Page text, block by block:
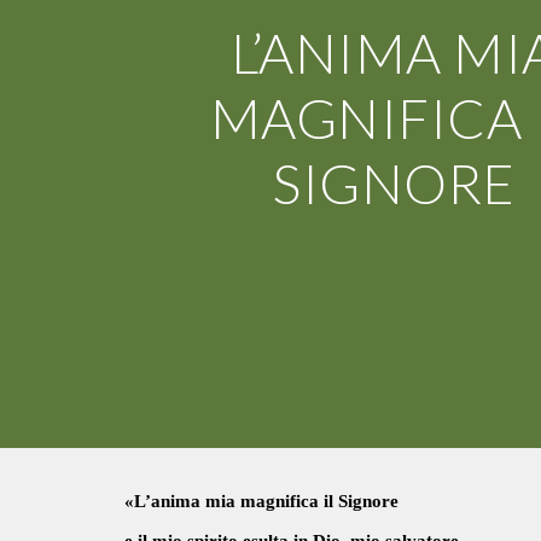
L’ANIMA
MAGNIFICA
SIGNORE
«L’anima mia magnifica il Signore